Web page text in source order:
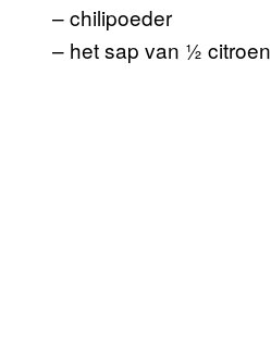
– chilipoeder
– het sap van ½ citroen